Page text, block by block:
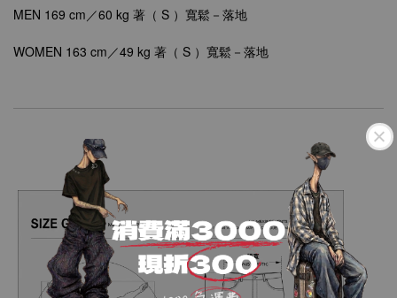
MEN 169 cm／60 kg 著（ S ） 寬鬆－落地
WOMEN 163 cm／49 kg 著（ S ） 寬鬆－落地